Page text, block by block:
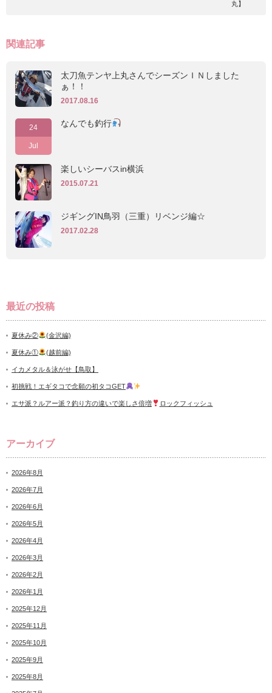
丸】
関連記事
太刀魚テンヤ上丸さんでシーズンＩＮしました
ぁ！！
2017.08.16
24
Jul
なんでも釣行‪
楽しいシーバスin横浜
2015.07.21
ジギングIN鳥羽（三重）リベンジ編☆
2017.02.28
最近の投稿
夏休み② (金沢編)
夏休み① (越前編)
イカメタル＆泳がせ【鳥取】
初挑戦！エギタコで念願の初タコGET
エサ派？ルアー派？釣り方の違いで楽しさ倍増 ロックフィッシュ
アーカイブ
2026年8月
2026年7月
2026年6月
2026年5月
2026年4月
2026年3月
2026年2月
2026年1月
2025年12月
2025年11月
2025年10月
2025年9月
2025年8月